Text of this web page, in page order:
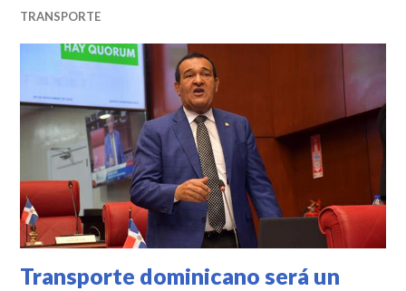
TRANSPORTE
Transporte dominicano será un